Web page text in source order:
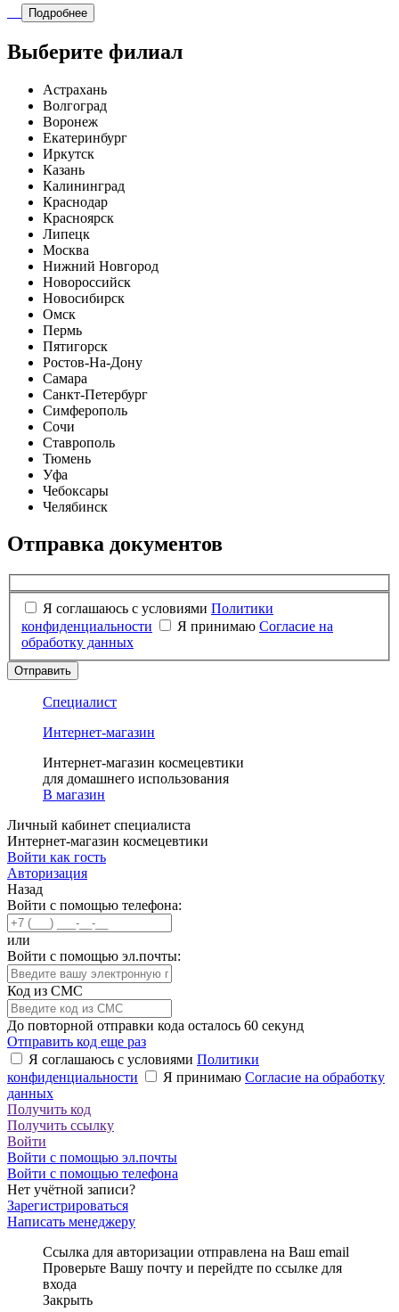
Подробнее
Выберите филиал
Астрахань
Волгоград
Воронеж
Екатеринбург
Иркутск
Казань
Калининград
Краснодар
Красноярск
Липецк
Москва
Нижний Новгород
Новороссийск
Новосибирск
Омск
Пермь
Пятигорск
Ростов-На-Дону
Самара
Санкт-Петербург
Симферополь
Сочи
Ставрополь
Тюмень
Уфа
Чебоксары
Челябинск
Отправка документов
Я соглашаюсь с условиями Политики
конфиденциальности
Я принимаю Согласие на
обработку данных
Отправить
Специалист
Интернет-магазин
Интернет-магазин космецевтики
для домашнего использования
В магазин
Личный кабинет специалиста
Интернет-магазин космецевтики
Войти как гость
Авторизация
Назад
Войти с помощью телефона:
или
Войти с помощью эл.почты:
Код из СМС
До повторной отправки кода осталось 60 секунд
Отправить код еще раз
Я соглашаюсь с условиями Политики
конфиденциальности
Я принимаю Согласие на обработку
данных
Получить код
Получить ссылку
Войти
Войти с помощью эл.почты
Войти с помощью телефона
Нет учётной записи?
Зарегистрироваться
Написать менеджеру
Ссылка для авторизации отправлена на Ваш email
Проверьте Вашу почту и перейдте по ссылке для
входа
Закрыть